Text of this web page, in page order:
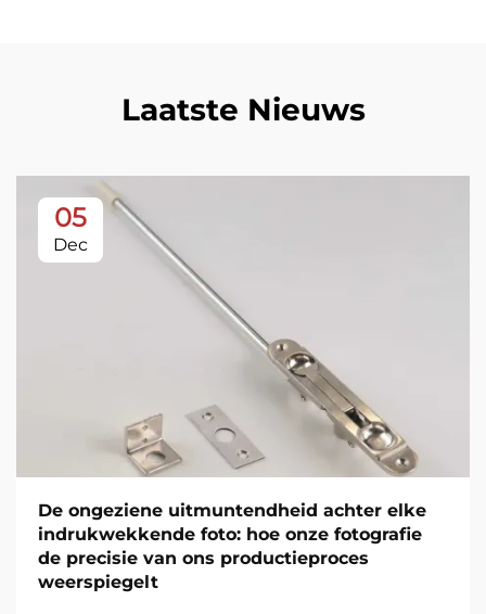
Laatste Nieuws
05
Dec
De ongeziene uitmuntendheid achter elke
indrukwekkende foto: hoe onze fotografie
de precisie van ons productieproces
weerspiegelt